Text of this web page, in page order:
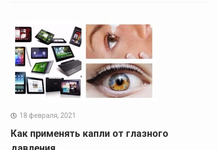
18 февраля, 2021
Как применять капли от глазного